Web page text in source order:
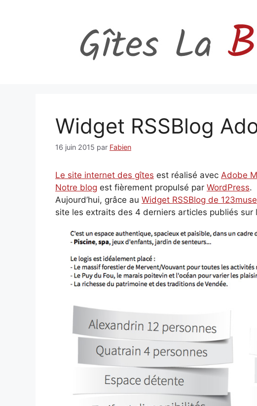
Widget RSSBlog
16 juin 2015 par Fabien
Le site internet des gîtes est réalisé avec Adobe
Notre blog est fièrement propulsé par WordPress.
Aujourd’hui, grâce au Widget RSSBlog de 123muse
site les extraits des 4 derniers articles publiés sur